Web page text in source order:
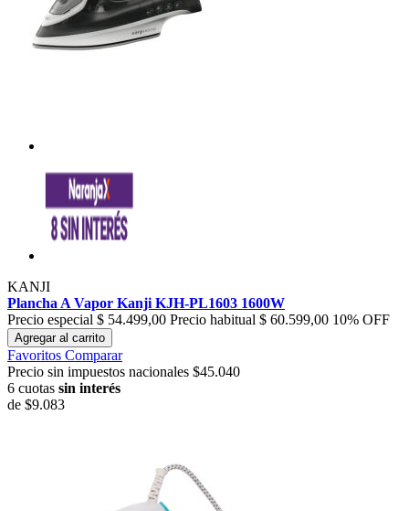
KANJI
Plancha A Vapor Kanji KJH-PL1603 1600W
Precio especial $ 54.499,00 Precio habitual $ 60.599,00 10% OFF
Agregar al carrito
Favoritos Comparar
Precio sin impuestos nacionales $45.040
6 cuotas sin interés
de $9.083